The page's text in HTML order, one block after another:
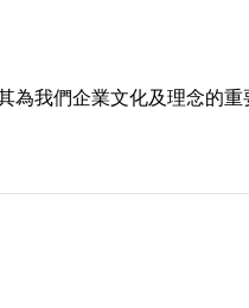
為我們企業文化及理念的